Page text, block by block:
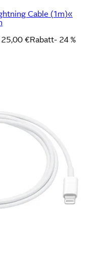
Cable (1m)«
25,00 €Rabatt- 24 %